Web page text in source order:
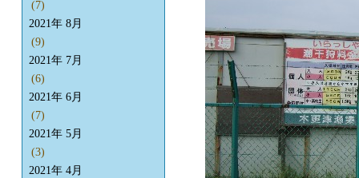
(7)
2021年 8月
(9)
2021年 7月
(6)
2021年 6月
(7)
2021年 5月
(3)
2021年 4月